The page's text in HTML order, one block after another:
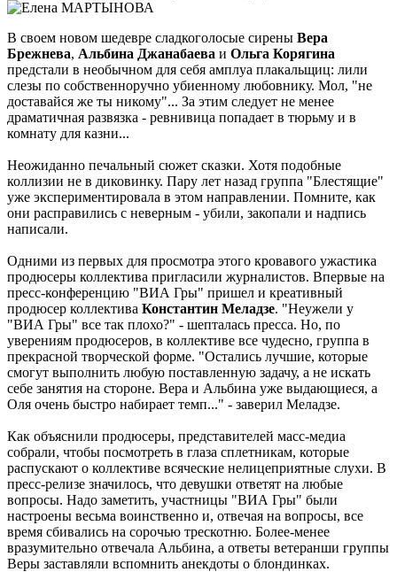
В своем новом шедевре сладкоголосые сирены Вера
Брежнева, Альбина Джанабаева и Ольга Корягина
предстали в необычном для себя амплуа плакальщиц: лили
слезы по собственноручно убиенному любовнику. Мол, "не
доставайся же ты никому"... За этим следует не менее
драматичная развязка - ревнивица попадает в тюрьму и в
комнату для казни...
Неожиданно печальный сюжет сказки. Хотя подобные
коллизии не в диковинку. Пару лет назад группа "Блестящие"
уже экспериментировала в этом направлении. Помните, как
они расправились с неверным - убили, закопали и надпись
написали.
Одними из первых для просмотра этого кровавого ужастика
продюсеры коллектива пригласили журналистов. Впервые на
пресс-конференцию "ВИА Гры" пришел и креативный
продюсер коллектива Константин Меладзе. "Неужели у
"ВИА Гры" все так плохо?" - шепталась пресса. Но, по
уверениям продюсеров, в коллективе все чудесно, группа в
прекрасной творческой форме. "Остались лучшие, которые
смогут выполнить любую поставленную задачу, а не искать
себе занятия на стороне. Вера и Альбина уже выдающиеся, а
Оля очень быстро набирает темп..." - заверил Меладзе.
Как объяснили продюсеры, представителей масс-медиа
собрали, чтобы посмотреть в глаза сплетникам, которые
распускают о коллективе всяческие нелицеприятные слухи. В
пресс-релизе значилось, что девушки ответят на любые
вопросы. Надо заметить, участницы "ВИА Гры" были
настроены весьма воинственно и, отвечая на вопросы, все
время сбивались на сорочью трескотню. Более-менее
вразумительно отвечала Альбина, а ответы ветеранши группы
Веры заставляли вспомнить анекдоты о блондинках.